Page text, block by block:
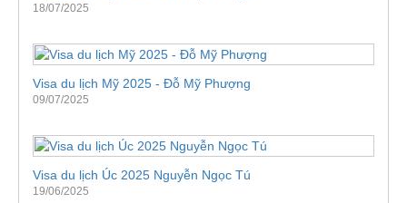
18/07/2025
Visa du lịch Mỹ 2025 - Đỗ Mỹ Phượng
09/07/2025
Visa du lịch Úc 2025 Nguyễn Ngọc Tú
19/06/2025